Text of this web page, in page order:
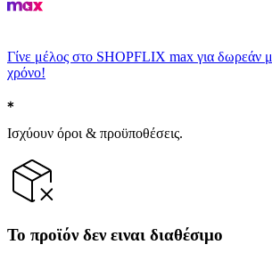
Γίνε μέλος στο SHOPFLIX max για δωρεάν
χρόνο!
Ισχύουν όροι & προϋποθέσεις.
Το προϊόν δεν ειναι διαθέσιμο